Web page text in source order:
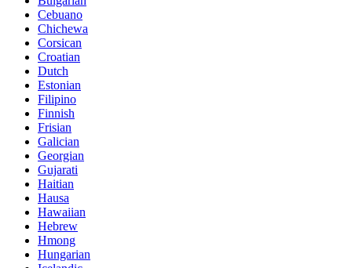
Cebuano
Chichewa
Corsican
Croatian
Dutch
Estonian
Filipino
Finnish
Frisian
Galician
Georgian
Gujarati
Haitian
Hausa
Hawaiian
Hebrew
Hmong
Hungarian